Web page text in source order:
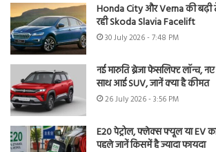
Honda City और Verna की
रही Skoda Slavia Facelift
30 July 2026 - 7:48 PM
नई मारुति ब्रेजा फेसलिफ्ट लॉन्च,
साथ आई SUV, जानें क्या है कीमत
26 July 2026 - 3:56 PM
E20 पेट्रोल, फ्लेक्स फ्यूल या EV
पहले जानें किसमें है ज्यादा फायदा